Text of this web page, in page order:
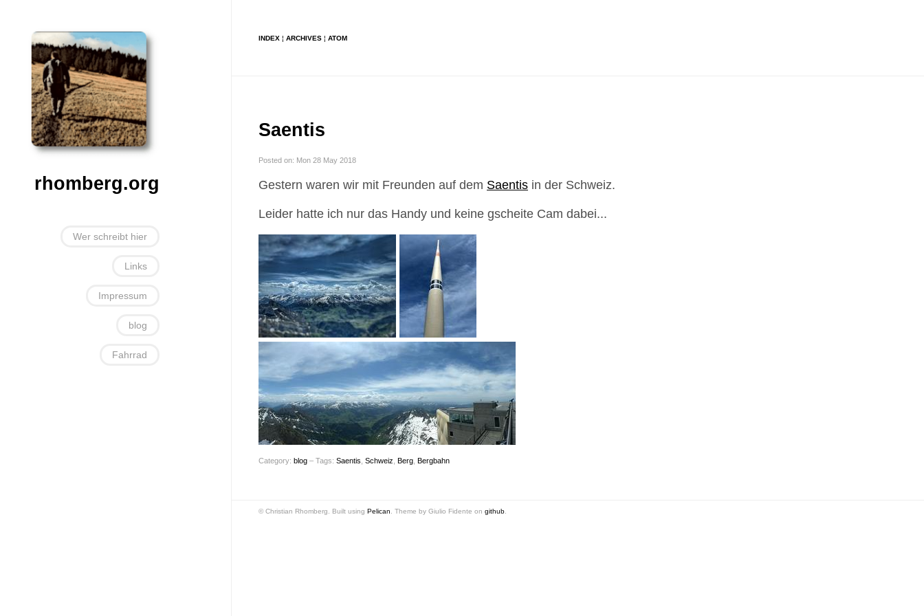
rhomberg.org
Wer schreibt hier
Links
Impressum
blog
Fahrrad
INDEX ¦ ARCHIVES ¦ ATOM
Saentis
Posted on: Mon 28 May 2018
Gestern waren wir mit Freunden auf dem Saentis in der Schweiz.
Leider hatte ich nur das Handy und keine gscheite Cam dabei...
Category: blog – Tags: Saentis Schweiz Berg Bergbahn
© Christian Rhomberg. Built using Pelican . Theme by Giulio Fidente on github